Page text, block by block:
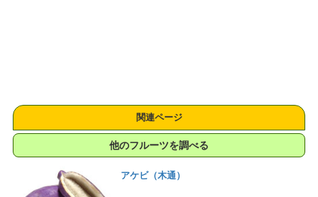
関連ページ
他のフルーツを調べる
アケビ（木通）